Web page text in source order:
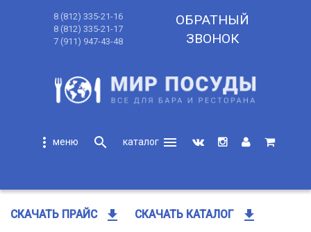
8 (812) 335-21-16
8 (812) 335-21-17
7 (911) 947-43-48
ОБРАТНЫЙ
ЗВОНОК
more_vert search
menu
СКАЧАТЬ ПРАЙС get_app СКАЧАТЬ КАТАЛОГ get_app